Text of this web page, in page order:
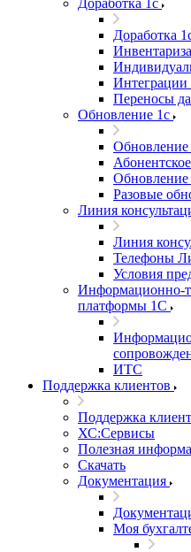
Доработка 1с
Доработка
Интеграции
Переносы
Обновление 1с
Обновление
Обновление
Разовые
Линия
Линия
Телефоны
Условия
Информационно-
платформы 1С
ИТС
Поддержка клиентов
Поддержка
ХС:Сервисы
Полезная
Скачать
Документация
Моя